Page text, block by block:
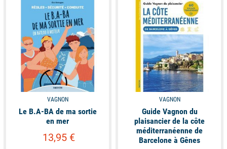
VAGNON
Le B.A-BA de ma sortie
en mer
13,95 €
VAGNON
Guide Vagnon du
plaisancier de la côte
méditerranéenne de
Barcelone à Gênes